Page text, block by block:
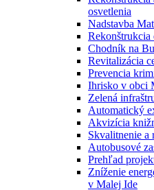
osvetlenia
Nadstavba
Rekonštrukcia
Chodník na
Revitalizácia
Prevencia
Ihrisko v obci
Zelená
Automatický
Akvizícia
Skvalitnenie a
Autobusové
Prehľad
Zníženie
v Malej Ide